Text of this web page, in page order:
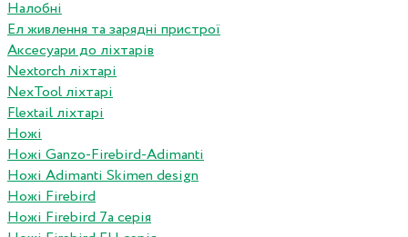
Налобні
Ел живлення та зарядні пристрої
Аксесуари до ліхтарів
Nextorch ліхтарі
NexTool ліхтарі
Flextail ліхтарі
Ножі
Ножі Ganzo-Firebird-Adimanti
Ножі Adimanti Skimen design
Ножі Firebird
Ножі Firebird 7а серія